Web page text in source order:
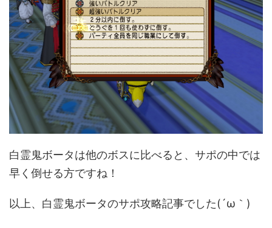
白霊鬼ボータは他のボスに比べると、サポの中では
早く倒せる方ですね！
以上、白霊鬼ボータのサポ攻略記事でした(´ω｀)